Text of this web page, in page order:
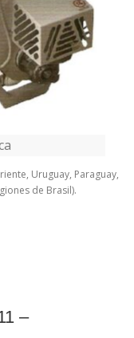
Uruguay, Paraguay,
de Brasil).
–